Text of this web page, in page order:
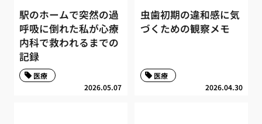
駅のホームで突然の過
呼吸に倒れた私が心療
内科で救われるまでの
記録
2026.05.07
医療
虫歯初期の違和感に気
づくための観察メモ
2026.04.30
医療